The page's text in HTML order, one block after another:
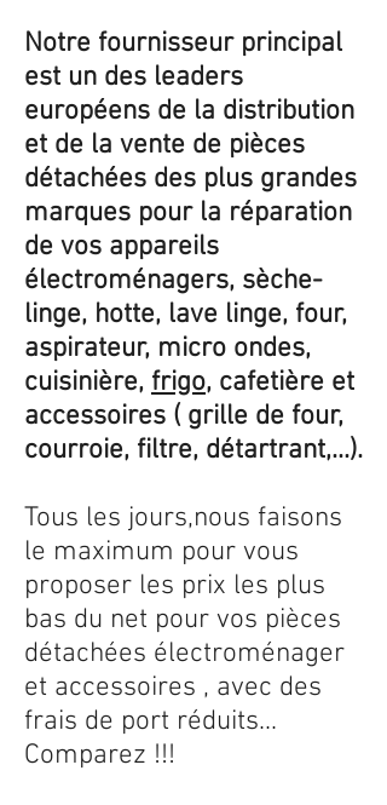
Notre fournisseur principal
est un des leaders
européens de la distribution
et de la vente de pièces
détachées des plus grandes
marques pour la réparation
de vos appareils
électroménagers, sèche-
linge, hotte, lave linge, four,
aspirateur, micro ondes,
cuisinière, frigo, cafetière et
accessoires ( grille de four,
courroie, filtre, détartrant,...).
Tous les jours,nous faisons
le maximum pour vous
proposer les prix les plus
bas du net pour vos pièces
détachées électroménager
et accessoires , avec des
frais de port réduits...
Comparez !!!